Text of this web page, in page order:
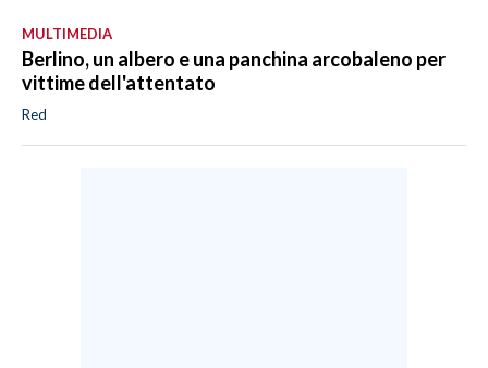
MULTIMEDIA
Berlino, un albero e una panchina arcobaleno per
vittime dell'attentato
Red